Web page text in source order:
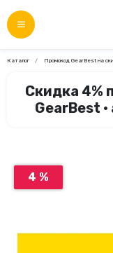
Каталог Промокод GearBest на
Скидка 4%
GearBest
4 %